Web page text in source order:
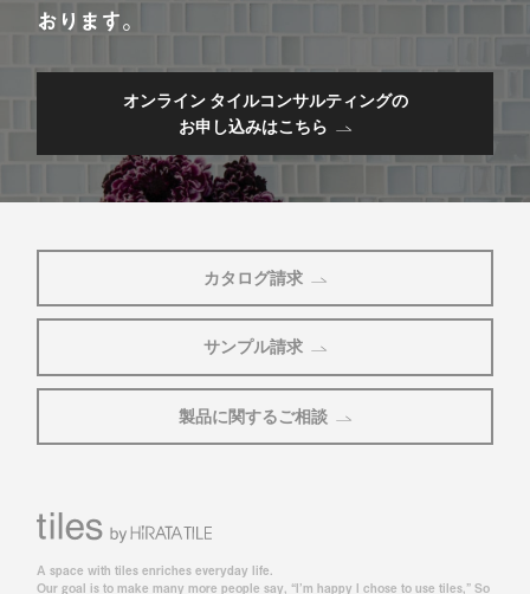
おります。
オンライン タイルコンサルティングの
お申し込みはこちら
カタログ請求
サンプル請求
製品に関するご相談
A space with tiles enriches everyday life.
Our goal is to make many more people say, “I’m happy I chose to use tiles,” So